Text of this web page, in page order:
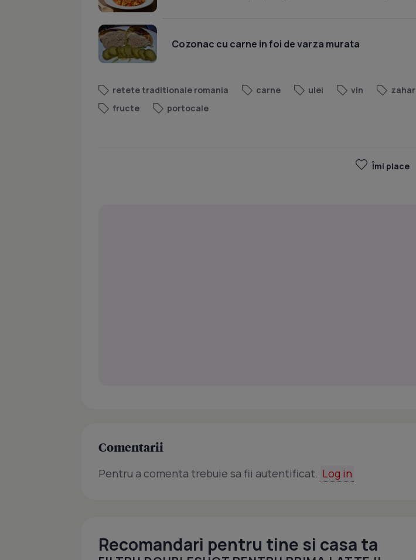
Cozonac cu carne in foi de varza murata
retete traditionale romania carne ulei vin zahar
fructe
portocale
Îmi place
Comentarii
Pentru a comenta trebuie sa fii autentificat. Log in
Recomandari pentru tine si casa ta